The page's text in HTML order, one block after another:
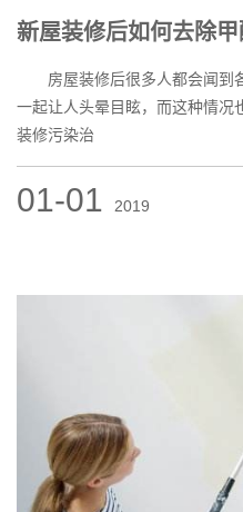
新屋装修后如何去除
房屋装修后很多人都会闻到
一起让人头晕目眩，而这种情况
装修污染治
01-01 2019